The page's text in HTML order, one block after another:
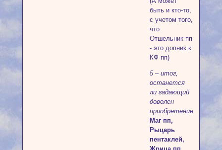
быть и кто-то,
с учетом того,
что
Отшельник пп
- это допник к
КФ пп)
5 – итoг,
ocтaнeтcя
ли гaдaющий
дoвoлeн
пpиoбpeтeниeм
Маг пп,
Рыцарь
пентаклей,